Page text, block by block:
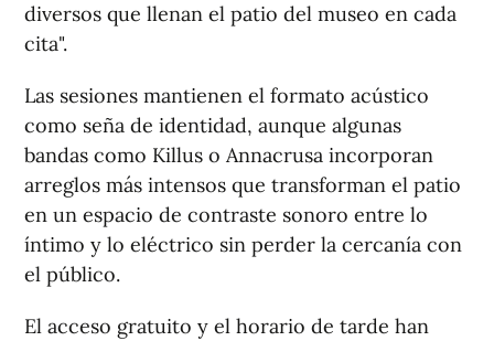
diversos que llenan el patio del museo en cada
cita".
Las sesiones mantienen el formato acústico
como seña de identidad, aunque algunas
bandas como Killus o Annacrusa incorporan
arreglos más intensos que transforman el patio
en un espacio de contraste sonoro entre lo
íntimo y lo eléctrico sin perder la cercanía con
el público.
El acceso gratuito y el horario de tarde han